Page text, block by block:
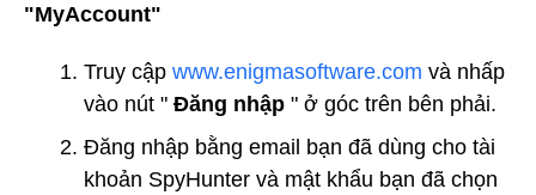
"MyAccount"
Truy cập www.enigmasoftware.com và nhấp
vào nút " Đăng nhập " ở góc trên bên phải.
Đăng nhập bằng email bạn đã dùng cho tài
khoản SpyHunter và mật khẩu bạn đã chọn